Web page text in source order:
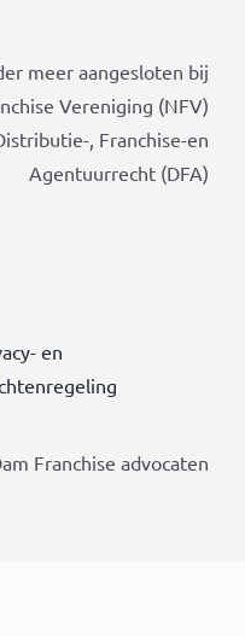
meer aangesloten bij
Vereniging (NFV)
, Franchise-en
Agentuurrecht (DFA)
en
Franchise advocaten